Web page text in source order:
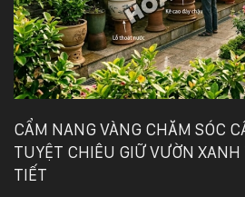
CẨM NANG VÀNG CHĂM SÓC
TUYỆT CHIÊU GIỮ VƯỜN
TIẾT